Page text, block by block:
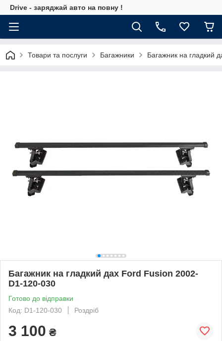
Drive - заряджай авто на повну !
Товари та послуги Багажники Багажник на гладкий
Багажник на гладкий дах Ford Fusion 2002-
D1-120-030
Готово до відправки
Код: D1-120-030
Роздріб
3 100 ₴